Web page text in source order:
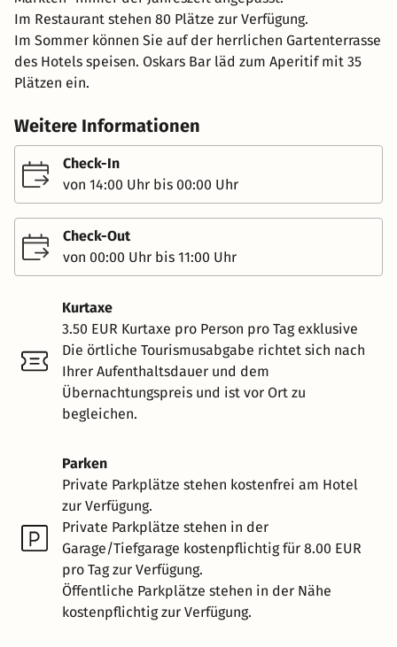
Im Restaurant stehen 80 Plätze zur Verfügung.
Im Sommer können Sie auf der herrlichen Gartenterrasse
des Hotels speisen. Oskars Bar läd zum Aperitif mit 35
Plätzen ein.
Weitere Informationen
Check-In
von 14:00 Uhr bis 00:00 Uhr
Check-Out
von 00:00 Uhr bis 11:00 Uhr
Kurtaxe
3.50 EUR Kurtaxe pro Person pro Tag exklusive
Die örtliche Tourismusabgabe richtet sich nach
Ihrer Aufenthaltsdauer und dem
Übernachtungspreis und ist vor Ort zu
begleichen.
Parken
Private Parkplätze stehen kostenfrei am Hotel
zur Verfügung.
Private Parkplätze stehen in der
Garage/Tiefgarage kostenpflichtig für 8.00 EUR
pro Tag zur Verfügung.
Öffentliche Parkplätze stehen in der Nähe
kostenpflichtig zur Verfügung.